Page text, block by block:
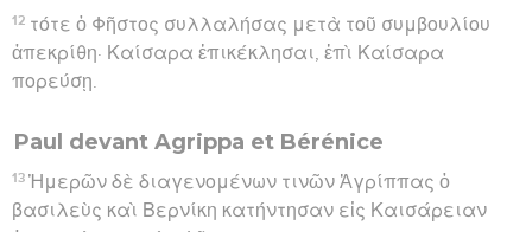
12 τότε ὁ Φῆστος συλλαλήσας μετὰ τοῦ συμβουλίου
ἀπεκρίθη· Καίσαρα ἐπικέκλησαι, ἐπὶ Καίσαρα
πορεύσῃ.
Paul devant Agrippa et Bérénice
13 Ἡμερῶν δὲ διαγενομένων τινῶν Ἀγρίππας ὁ
βασιλεὺς καὶ Βερνίκη κατήντησαν εἰς Καισάρειαν